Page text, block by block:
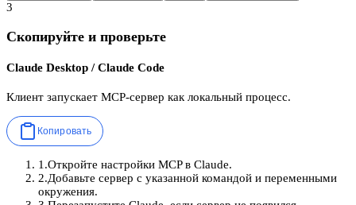
3
Скопируйте и проверьте
Claude Desktop / Claude Code
Клиент запускает MCP-сервер как локальный процесс.
Копировать
1 .Откройте настройки MCP в Claude.
2.Добавьте сервер с указанной командой и переменными
окружения.